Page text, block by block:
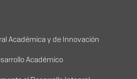
Académica y de Innovación
Académico